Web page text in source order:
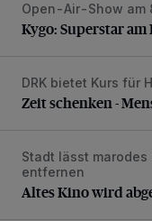
Kygo: Superstar
Open-Air-Show am
Kygo: Superstar am
Zeit schenken -
DRK bietet Kurs für
Zeit schenken -
Altes Kino wird
Stadt lässt
entfernen
Altes Kino wird